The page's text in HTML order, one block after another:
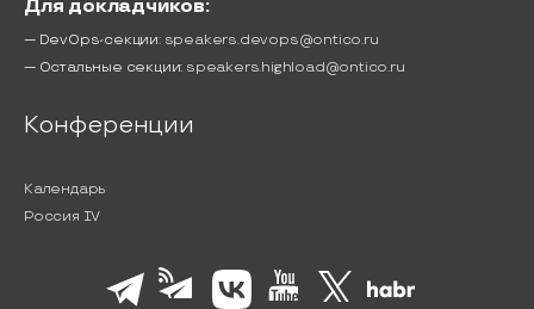
Для докладчиков:
— DevOps-секции: speakers.devops@ontico.ru
— Остальные секции: speakers.highload@ontico.ru
Конференции
Календарь
Россия IV